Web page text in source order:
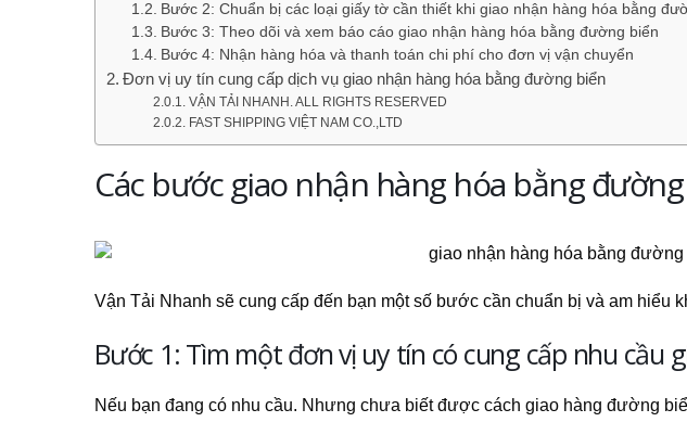
Bước 2: Chuẩn bị các loại giấy tờ cần thiết khi giao nhận hàng hóa bằng
Bước 3: Theo dõi và xem báo cáo giao nhận hàng hóa bằng đường biển
Bước 4: Nhận hàng hóa và thanh toán chi phí cho đơn vị vận chuyển
Đơn vị uy tín cung cấp dịch vụ giao nhận hàng hóa bằng đường biển
VẬN TẢI NHANH. ALL RIGHTS RESERVED
FAST SHIPPING VIỆT NAM CO.,LTD
Các bước giao nhận hàng hóa bằng
Vận Tải Nhanh sẽ cung cấp đến bạn một số bước cần chuẩn bị và am hiểu
Bước 1: Tìm một đơn vị uy tín có cung cấp nhu cầu
Nếu bạn đang có nhu cầu. Nhưng chưa biết được cách giao hàng đường